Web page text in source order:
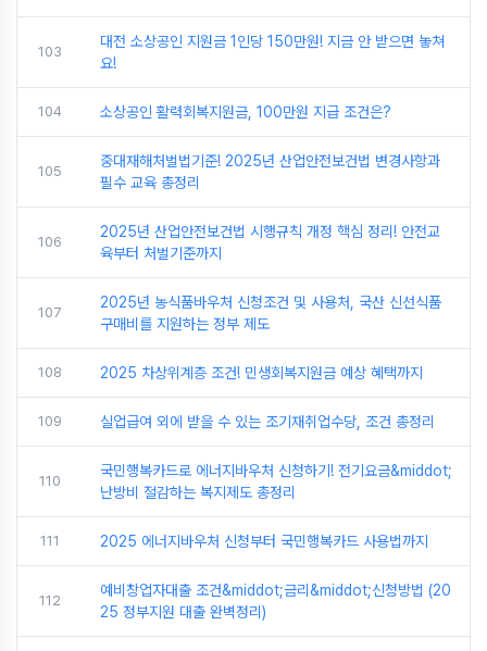
103
대전 소상공인 지원금 1인당 150만원! 지금 안 받으면 놓쳐
요!
104 소상공인 활력회복지원금, 100만원 지급 조건은?
105
중대재해처벌법기준! 2025년 산업안전보건법 변경사항과
필수 교육 총정리
106
2025년 산업안전보건법 시행규칙 개정 핵심 정리! 안전교
육부터 처벌기준까지
107
2025년 농식품바우처 신청조건 및 사용처, 국산 신선식품
구매비를 지원하는 정부 제도
108 2025 차상위계층 조건! 민생회복지원금 예상 혜택까지
109 실업급여 외에 받을 수 있는 조기재취업수당, 조건 총정리
110
국민행복카드로 에너지바우처 신청하기! 전기요금&middot;
난방비 절감하는 복지제도 총정리
111 2025 에너지바우처 신청부터 국민행복카드 사용법까지
112
예비창업자대출 조건&middot;금리&middot;신청방법 (20
25 정부지원 대출 완벽정리)